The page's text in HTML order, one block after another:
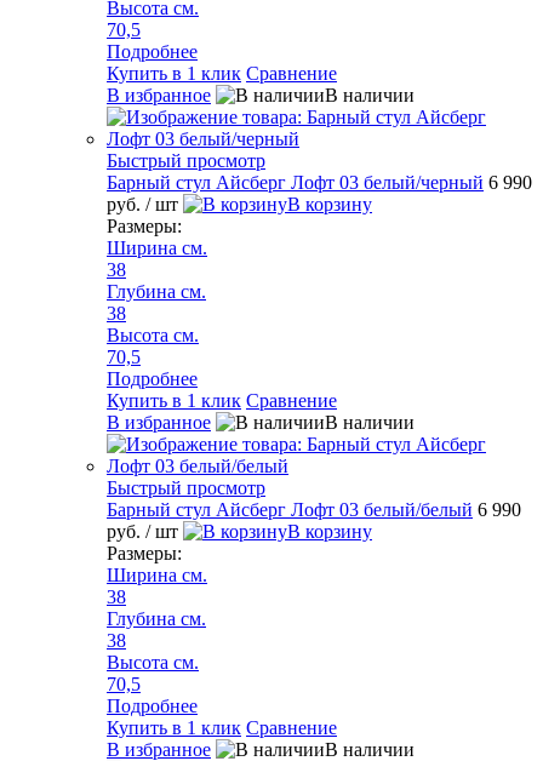
Высота см.
70,5
Подробнее
Купить в 1 клик Сравнение
В избранное
В наличии
Быстрый просмотр
Барный стул Айсберг Лофт 03 белый/черный 6 990
руб. / шт
В корзину
Размеры:
Ширина см.
38
Глубина см.
38
Высота см.
70,5
Подробнее
Купить в 1 клик Сравнение
В избранное
В наличии
Быстрый просмотр
Барный стул Айсберг Лофт 03 белый/белый 6 990
руб. / шт
В корзину
Размеры:
Ширина см.
38
Глубина см.
38
Высота см.
70,5
Подробнее
Купить в 1 клик Сравнение
В избранное
В наличии